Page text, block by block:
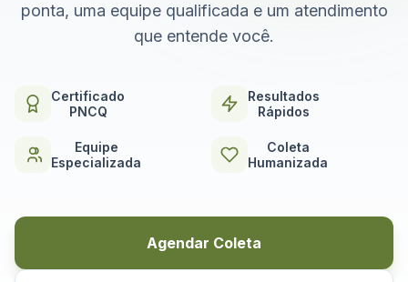
ponta, uma equipe qualificada e um atendimento
que entende você.
Certificado
PNCQ
Resultados
Rápidos
Equipe
Especializada
Coleta
Humanizada
Agendar Coleta